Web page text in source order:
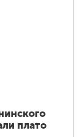
плато